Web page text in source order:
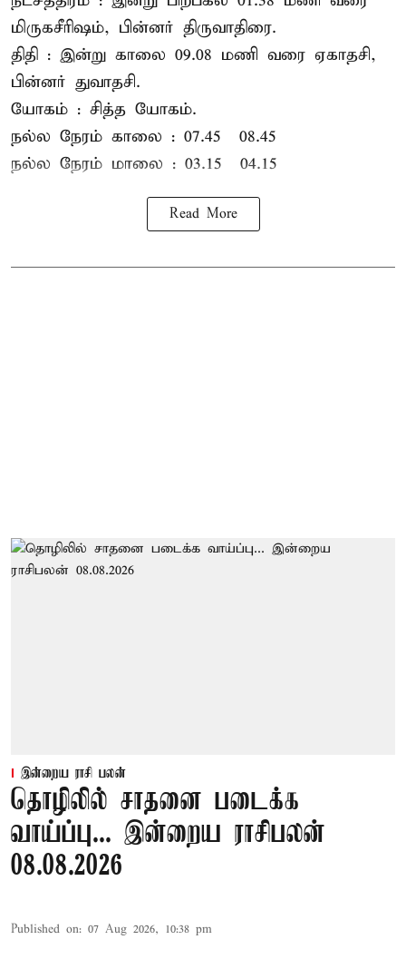
மிருகசீரிஷம், பின்னர் திருவாதிரை.
திதி : இன்று காலை 09.08 மணி வரை ஏகாதசி,
பின்னர் துவாதசி.
யோகம் : சித்த யோகம்.
நல்ல நேரம் காலை : 07.45 – 08.45
நல்ல நேரம் மாலை : 03.15 – 04.15
Read More
இன்றைய ராசி பலன்
தொழிலில் சாதனை படைக்க
வாய்ப்பு... இன்றைய ராசிபலன்
08.08.2026
Published on: 07 Aug 2026, 10:38 pm